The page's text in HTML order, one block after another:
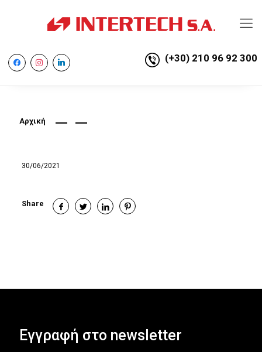
facebookinstagramlinkedin (+30) 210 96 92 300
Αρχική
30/06/2021
Share
Εγγραφή στο newsletter